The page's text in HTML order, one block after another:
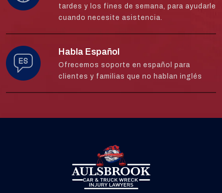
tardes y los fines de semana, para ayudarle
cuando necesite asistencia.
Habla Español
Ofrecemos soporte en español para
clientes y familias que no hablan inglés